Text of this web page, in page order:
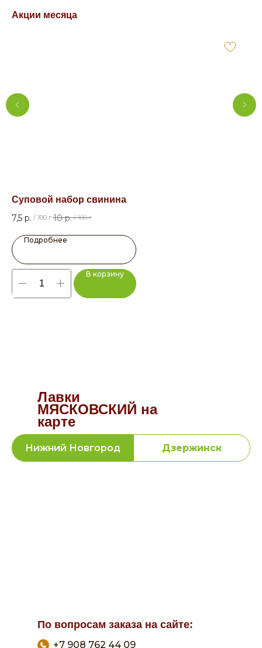
Акции месяца
Суповой набор свинина
7,5 р. / 100 г 10 р. / 100 г
Подробнее
В корзину
Лавки
МЯСКОВСКИЙ на
карте
Нижний Новгород Дзержинск
+7 908 762 44 09
По вопросам заказа на сайте: